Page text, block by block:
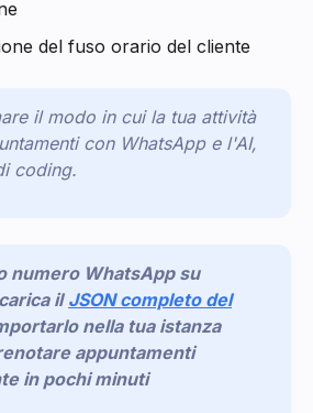
del fuso orario del cliente
il modo in cui la tua attività
con WhatsApp e l'AI,
coding.
numero WhatsApp su
il JSON completo del
nella tua istanza
appuntamenti
in pochi minuti